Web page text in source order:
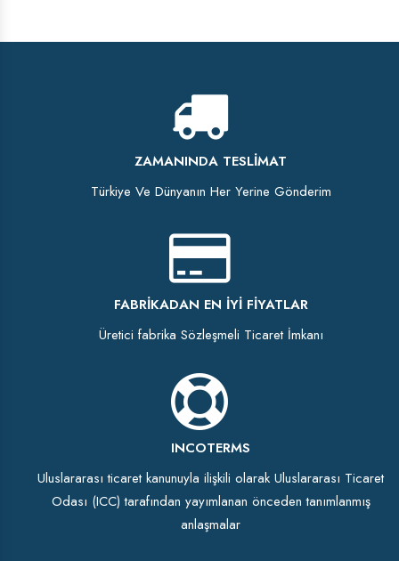
ZAMANINDA TESLIMAT
Türkiye Ve Dünyanın Her Yerine Gönderim
FABRIKADAN EN İYI FIYATLAR
Üretici fabrika Sözleşmeli Ticaret İmkanı
INCOTERMS
Uluslararası ticaret kanunuyla ilişkili olarak Uluslararası Ticaret
Odası (ICC) tarafından yayımlanan önceden tanımlanmış
anlaşmalar